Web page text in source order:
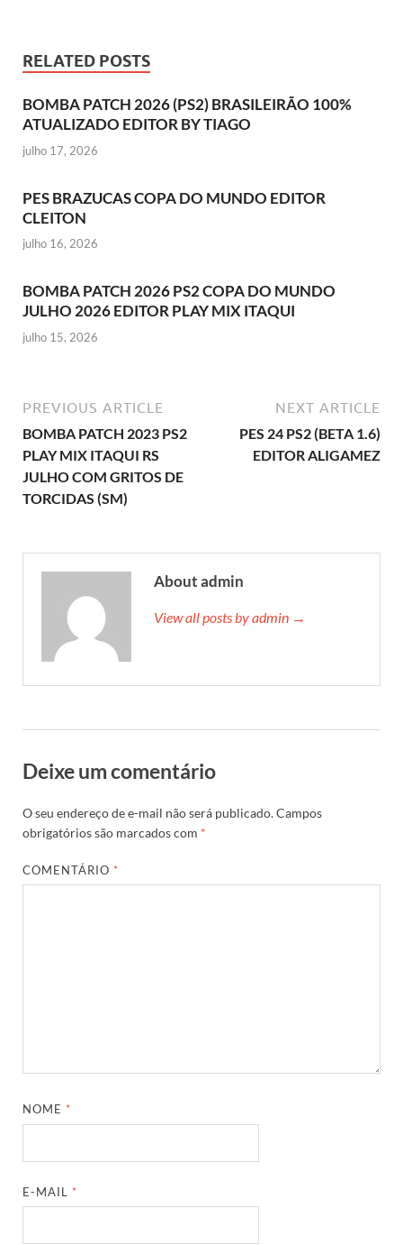
RELATED POSTS
BOMBA PATCH 2026 (PS2) BRASILEIRÃO 100%
ATUALIZADO EDITOR BY TIAGO
julho 17, 2026
PES BRAZUCAS COPA DO MUNDO EDITOR
CLEITON
julho 16, 2026
BOMBA PATCH 2026 PS2 COPA DO MUNDO
JULHO 2026 EDITOR PLAY MIX ITAQUI
julho 15, 2026
PREVIOUS ARTICLE
BOMBA PATCH 2023 PS2
PLAY MIX ITAQUI RS
JULHO COM GRITOS DE
TORCIDAS (SM)
NEXT ARTICLE
PES 24 PS2 (BETA 1.6)
EDITOR ALIGAMEZ
About admin
View all posts by admin →
Deixe um comentário
O seu endereço de e-mail não será publicado.Campos
obrigatórios são marcados com *
COMENTÁRIO *
NOME *
E-MAIL *